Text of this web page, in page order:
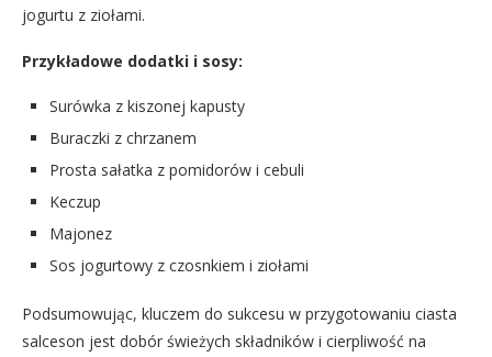
jogurtu z ziołami.
Przykładowe dodatki i sosy:
Surówka z kiszonej kapusty
Buraczki z chrzanem
Prosta sałatka z pomidorów i cebuli
Keczup
Majonez
Sos jogurtowy z czosnkiem i ziołami
Podsumowując, kluczem do sukcesu w przygotowaniu ciasta
salceson jest dobór świeżych składników i cierpliwość na